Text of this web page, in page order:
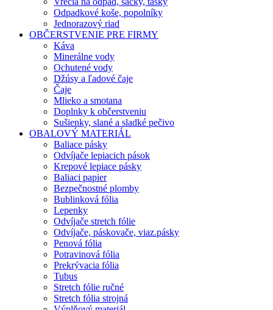
Odpadkové koše, popolníky
Jednorazový riad
OBČERSTVENIE PRE FIRMY
Káva
Minerálne vody
Ochutené vody
Džúsy a ľadové čaje
Čaje
Mlieko a smotana
Doplnky k občerstveniu
Sušienky, slané a sladké pečivo
OBALOVÝ MATERIÁL
Baliace pásky
Odvíjače lepiacich pások
Krepové lepiace pásky
Baliaci papier
Bezpečnostné plomby
Bublinková fólia
Lepenky
Odvíjače stretch fólie
Odvíjače, páskovače, viaz.pásky
Penová fólia
Potravinová fólia
Prekrývacia fólia
Tubus
Stretch fólie ručné
Stretch fólia strojná